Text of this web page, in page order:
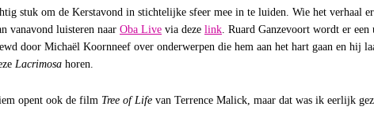
stuk om de Kerstavond in stichtelijke sfeer mee in te luiden. Wie het verhaal
vanavond luisteren naar Oba Live via deze link. Ruard Ganzevoort wordt er een
door Michaël Koornneef over onderwerpen die hem aan het hart gaan en hij
Lacrimosa horen.
opent ook de film Tree of Life van Terrence Malick, maar dat was ik eerlijk